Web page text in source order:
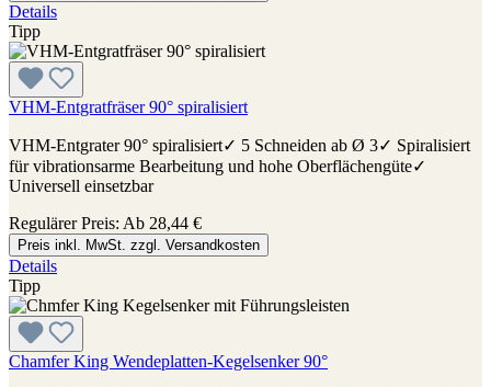
Details
Tipp
VHM-Entgratfräser 90° spiralisiert
VHM-Entgrater 90° spiralisiert✓ 5 Schneiden ab Ø 3✓ Spiralisiert
für vibrationsarme Bearbeitung und hohe Oberflächengüte✓
Universell einsetzbar
Regulärer Preis: Ab 28,44 €
Preis inkl. MwSt. zzgl. Versandkosten
Details
Tipp
Chamfer King Wendeplatten-Kegelsenker 90°